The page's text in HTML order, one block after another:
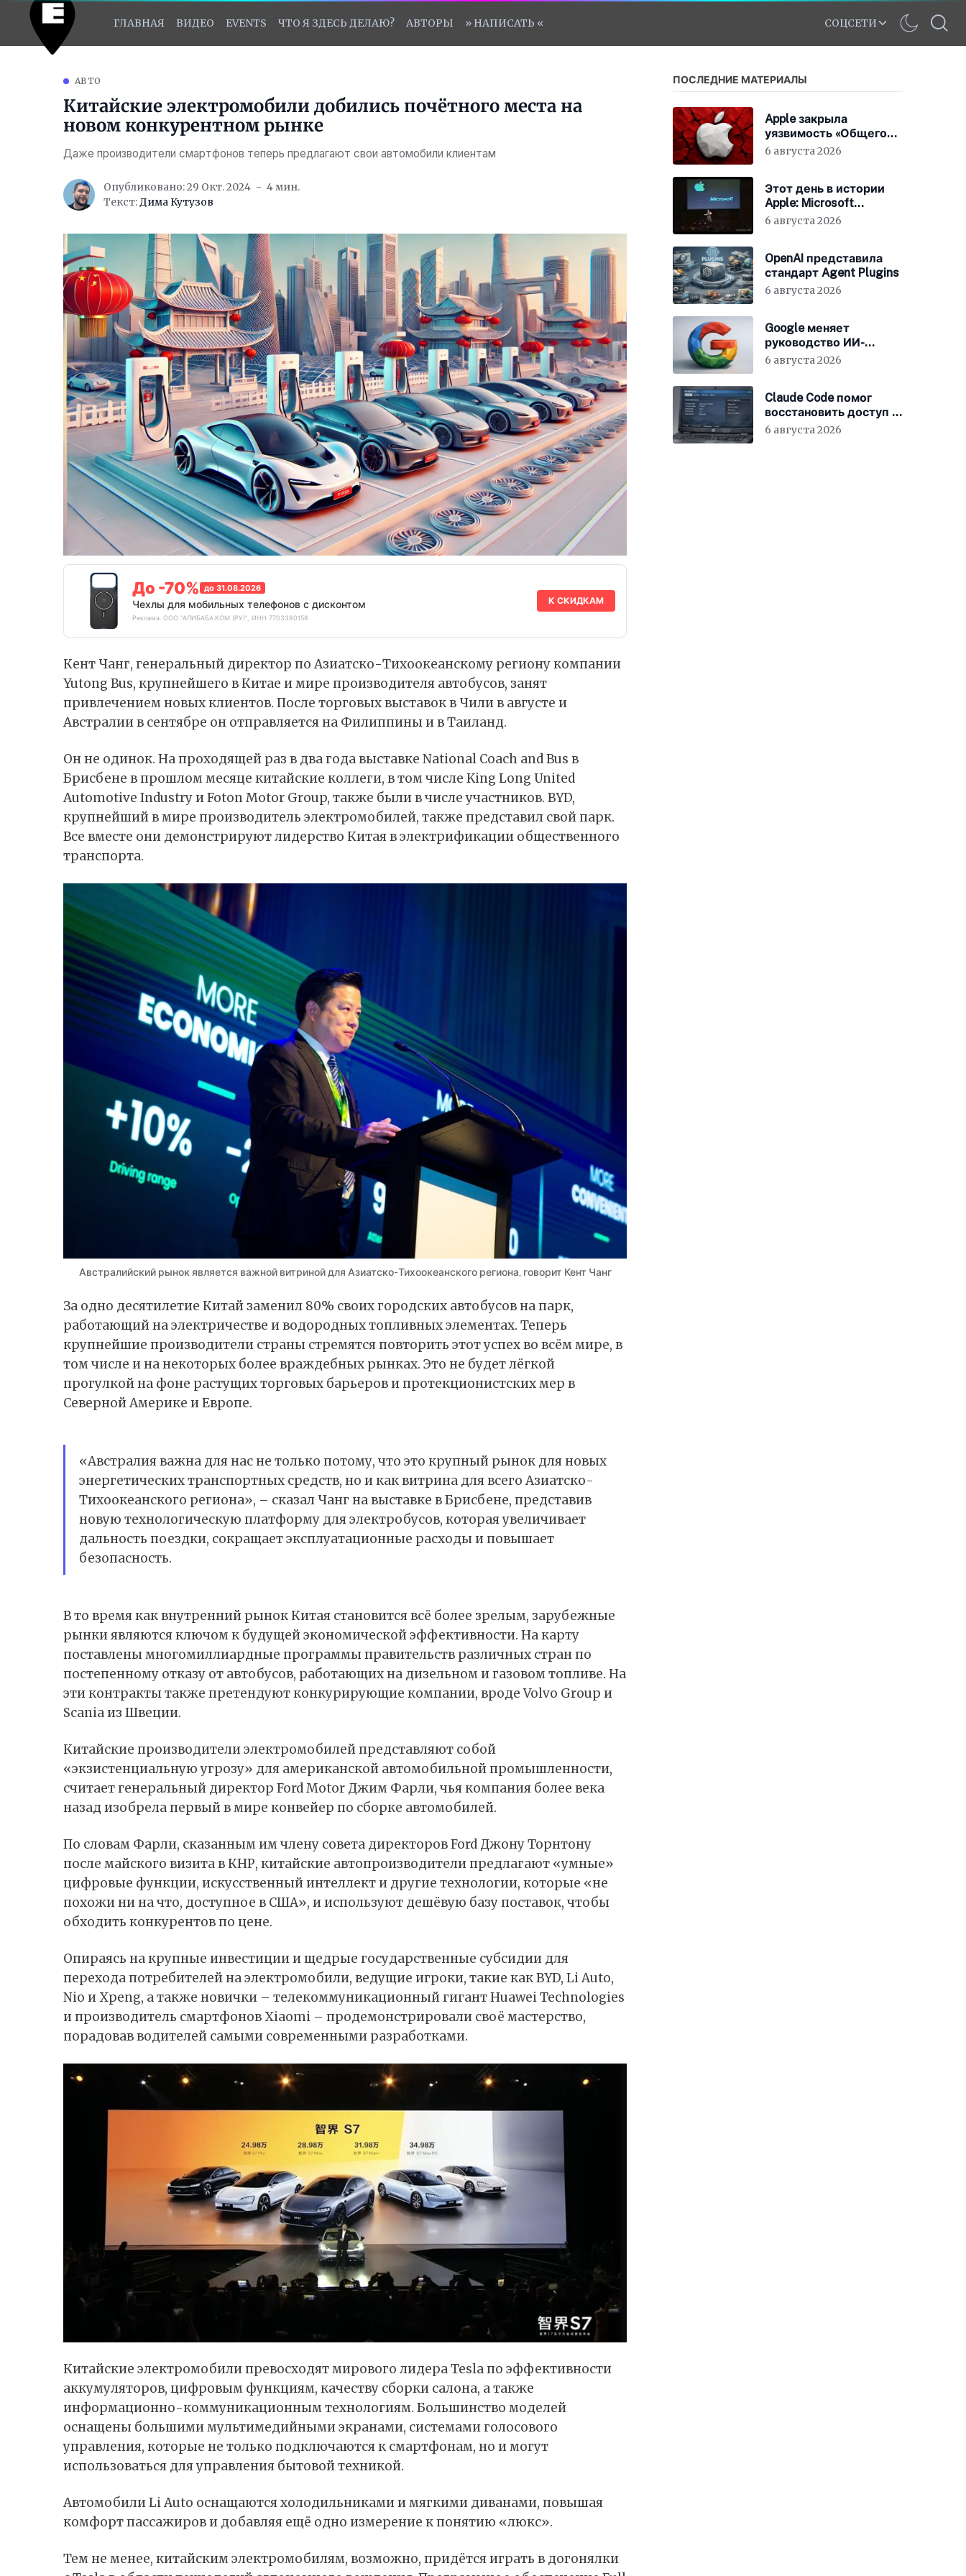
ГЛАВНАЯ ВИДЕО EVENTS ЧТО Я ЗДЕСЬ ДЕЛАЮ? АВТОРЫ » НАПИСАТЬ « СОЦСЕТИ
АВТО
Китайские электромобили добились почётного места на
новом конкурентном рынке
Даже производители смартфонов теперь предлагают свои автомобили клиентам
Опубликовано: 29 Окт. 2024
4 мин.
Текст:Дима Кутузов
До -70% до 31.08.2026
Чехлы для мобильных телефонов с дисконтом
Реклама. ООО "АЛИБАБА.КОМ (РУ)", ИНН 7703380158
К СКИДКАМ
Кент Чанг, генеральный директор по Азиатско-Тихоокеанскому региону компании
Yutong Bus, крупнейшего в Китае и мире производителя автобусов, занят
привлечением новых клиентов. После торговых выставок в Чили в августе и
Австралии в сентябре он отправляется на Филиппины и в Таиланд.
Он не одинок. На проходящей раз в два года выставке National Coach and Bus в
Брисбене в прошлом месяце китайские коллеги, в том числе King Long United
Automotive Industry и Foton Motor Group, также были в числе участников. BYD,
крупнейший в мире производитель электромобилей, также представил свой парк.
Все вместе они демонстрируют лидерство Китая в электрификации общественного
транспорта.
Австралийский рынок является важной витриной для Азиатско-Тихоокеанского региона, говорит Кент Чанг
За одно десятилетие Китай заменил 80% своих городских автобусов на парк,
работающий на электричестве и водородных топливных элементах. Теперь
крупнейшие производители страны стремятся повторить этот успех во всём мире, в
том числе и на некоторых более враждебных рынках. Это не будет лёгкой
прогулкой на фоне растущих торговых барьеров и протекционистских мер в
Северной Америке и Европе.
«Австралия важна для нас не только потому, что это крупный рынок для новых
энергетических транспортных средств, но и как витрина для всего Азиатско-
Тихоокеанского региона», – сказал Чанг на выставке в Брисбене, представив
новую технологическую платформу для электробусов, которая увеличивает
дальность поездки, сокращает эксплуатационные расходы и повышает
безопасность.
В то время как внутренний рынок Китая становится всё более зрелым, зарубежные
рынки являются ключом к будущей экономической эффективности. На карту
поставлены многомиллиардные программы правительств различных стран по
постепенному отказу от автобусов, работающих на дизельном и газовом топливе. На
эти контракты также претендуют конкурирующие компании, вроде Volvo Group и
Scania из Швеции.
Китайские производители электромобилей представляют собой
«экзистенциальную угрозу» для американской автомобильной промышленности,
считает генеральный директор Ford Motor Джим Фарли, чья компания более века
назад изобрела первый в мире конвейер по сборке автомобилей.
По словам Фарли, сказанным им члену совета директоров Ford Джону Торнтону
после майского визита в КНР, китайские автопроизводители предлагают «умные»
цифровые функции, искусственный интеллект и другие технологии, которые «не
похожи ни на что, доступное в США», и используют дешёвую базу поставок, чтобы
обходить конкурентов по цене.
Опираясь на крупные инвестиции и щедрые государственные субсидии для
перехода потребителей на электромобили, ведущие игроки, такие как BYD, Li Auto,
Nio и Xpeng, а также новички – телекоммуникационный гигант Huawei Technologies
и производитель смартфонов Xiaomi – продемонстрировали своё мастерство,
порадовав водителей самыми современными разработками.
Китайские электромобили превосходят мирового лидера Tesla по эффективности
аккумуляторов, цифровым функциям, качеству сборки салона, а также
информационно-коммуникационным технологиям. Большинство моделей
оснащены большими мультимедийными экранами, системами голосового
управления, которые не только подключаются к смартфонам, но и могут
использоваться для управления бытовой техникой.
Автомобили Li Auto оснащаются холодильниками и мягкими диванами, повышая
комфорт пассажиров и добавляя ещё одно измерение к понятию «люкс».
Тем не менее, китайским электромобилям, возможно, придётся играть в догонялки
ПОСЛЕДНИЕ МАТЕРИАЛЫ
Apple закрыла
уязвимость «Общего
экрана» в macOS
6 августа 2026
Этот день в истории
Apple: Microsoft
инвестирует в Apple
6 августа 2026
OpenAI представила
стандарт Agent Plugins
6 августа 2026
Google меняет
руководство ИИ-
направления
6 августа 2026
Claude Code помог
восстановить доступ к
BIOS ноутбука
6 августа 2026